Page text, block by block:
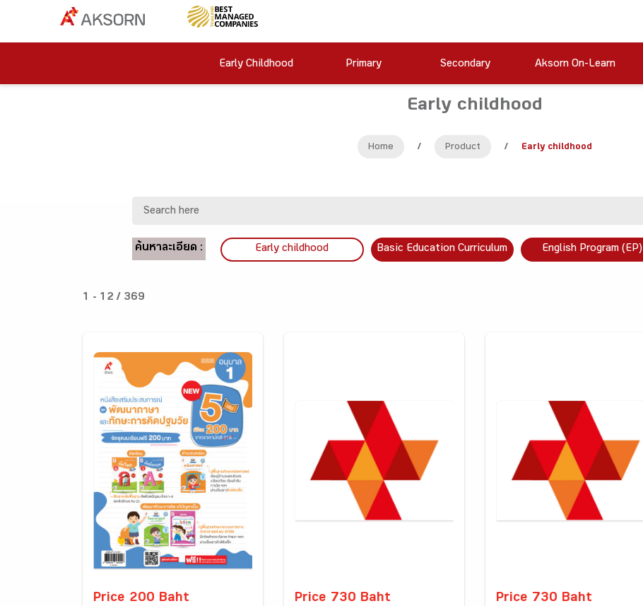
Early Childhood Primary Secondary Aksorn On-Learn
Early childhood
Home / Product / Early childhood
ค้นหาละเอียด : Early childhood Basic Education Curriculum English Program (EP)
1 - 12 / 369
Price 200 Baht Price 730 Baht Price 730 Baht